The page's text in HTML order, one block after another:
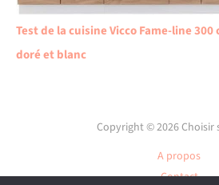
Test de la cuisine Vicco Fame-line 300
doré et blanc
Copyright © 2026 Choisir
A propos
Contact